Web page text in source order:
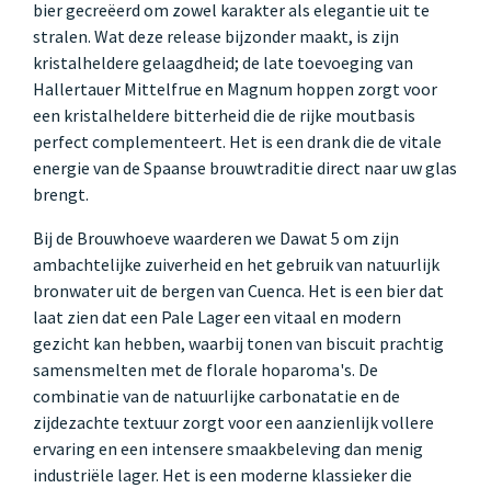
bier gecreëerd om zowel karakter als elegantie uit te
stralen. Wat deze release bijzonder maakt, is zijn
kristalheldere gelaagdheid; de late toevoeging van
Hallertauer Mittelfrue en Magnum hoppen zorgt voor
een kristalheldere bitterheid die de rijke moutbasis
perfect complementeert. Het is een drank die de vitale
energie van de Spaanse brouwtraditie direct naar uw glas
brengt.
Bij de Brouwhoeve waarderen we Dawat 5 om zijn
ambachtelijke zuiverheid en het gebruik van natuurlijk
bronwater uit de bergen van Cuenca. Het is een bier dat
laat zien dat een Pale Lager een vitaal en modern
gezicht kan hebben, waarbij tonen van biscuit prachtig
samensmelten met de florale hoparoma's. De
combinatie van de natuurlijke carbonatatie en de
zijdezachte textuur zorgt voor een aanzienlijk vollere
ervaring en een intensere smaakbeleving dan menig
industriële lager. Het is een moderne klassieker die